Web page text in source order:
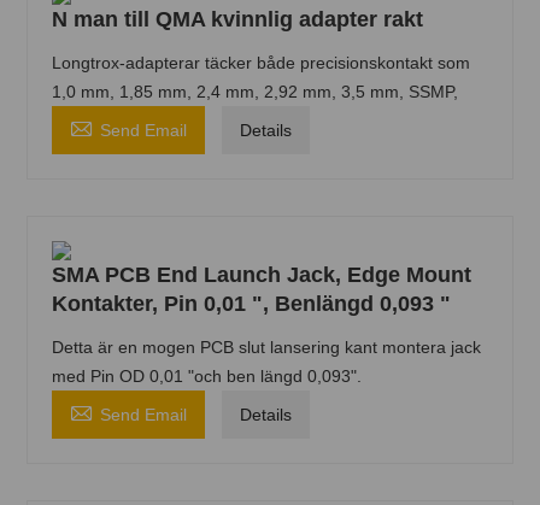
N man till QMA kvinnlig adapter rakt
Longtrox-adapterar täcker både precisionskontakt som
1,0 mm, 1,85 mm, 2,4 mm, 2,92 mm, 3,5 mm, SSMP,
 Send Email Details
SMA PCB End Launch Jack, Edge Mount
Kontakter, Pin 0,01 ", Benlängd 0,093 "
Detta är en mogen PCB slut lansering kant montera jack
med Pin OD 0,01 "och ben längd 0,093".
 Send Email Details